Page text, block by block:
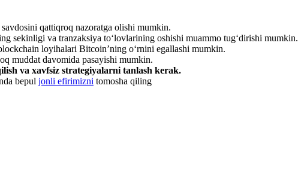
qattiqroq nazoratga olishi mumkin.
sekinligi va tranzaksiya to‘lovlarining oshishi muammo tug‘dirishi mumkin.
loyihalari Bitcoin’ning o‘rnini egallashi mumkin.
muddat davomida pasayishi mumkin.
va xavfsiz strategiyalarni tanlash kerak.
bepul jonli efirimizni tomosha qiling